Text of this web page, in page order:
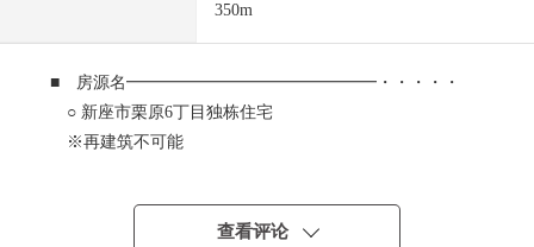
350m
■ 房源名━━━━━━━━━━━━━━━・・・・・
○ 新座市栗原6丁目独栋住宅
※再建筑不可能
■ 交通━━━━━━━━━━━━━━━・・・・・
○ 西武池袋线"云雀丘"车站步行15分钟
查看评论